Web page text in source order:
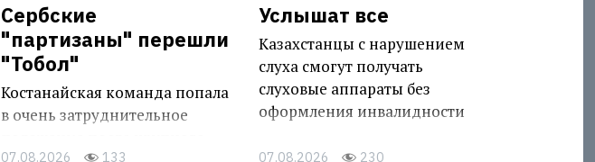
Сербские
"партизаны" перешли
"Тобол"
Костанайская команда попала
в очень затруднительное
07.08.2026 133
Услышат все
Казахстанцы с нарушением
слуха смогут получать
слуховые аппараты без
оформления инвалидности
07.08.2026 230